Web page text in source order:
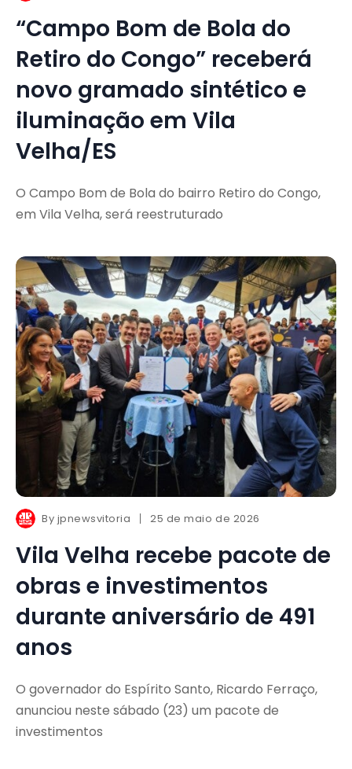
“Campo Bom de Bola do
Retiro do Congo” receberá
novo gramado sintético e
iluminação em Vila
Velha/ES
O Campo Bom de Bola do bairro Retiro do Congo,
em Vila Velha, será reestruturado
By jpnewsvitoria 25 de maio de 2026
Vila Velha recebe pacote de
obras e investimentos
durante aniversário de 491
anos
O governador do Espírito Santo, Ricardo Ferraço,
anunciou neste sábado (23) um pacote de
investimentos